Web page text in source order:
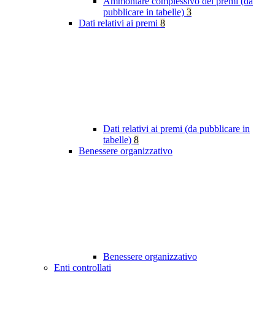
pubblicare in tabelle) 3
Dati relativi ai premi 8
Dati relativi ai premi (da pubblicare in
tabelle) 8
Benessere organizzativo
Benessere organizzativo
Enti controllati